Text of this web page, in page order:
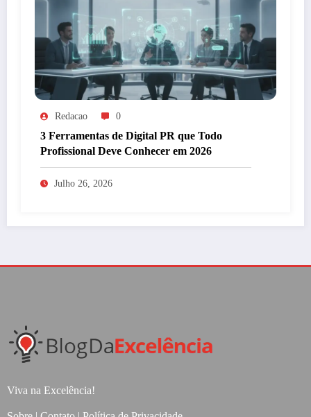
Redacao 0
3 Ferramentas de Digital PR que Todo
Profissional Deve Conhecer em 2026
Julho 26, 2026
Viva na Excelência!